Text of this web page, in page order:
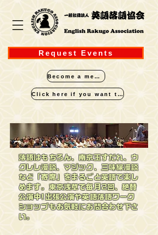
Request Events
Become a member
Click here if you want to perform
​落語はもちろん、南京玉すだれ、ウ
クレレ漫談、マジック、三味線漫談
など「寄席」をまるごと英語で楽し
めます。東京浅草で毎月2回、絶賛
公演中!出張公演や英語落語ワーク
ショップもお気軽にお問合わせ下さ
い。